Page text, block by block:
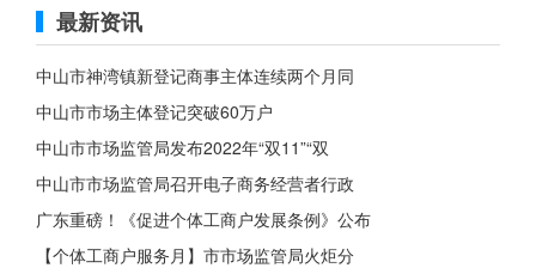
最新资讯
中山市神湾镇新登记商事主体连续两个月同
中山市市场主体登记突破60万户
中山市市场监管局发布2022年“双11”“双
中山市市场监管局召开电子商务经营者行政
广东重磅！《促进个体工商户发展条例》公布
【个体工商户服务月】市市场监管局火炬分